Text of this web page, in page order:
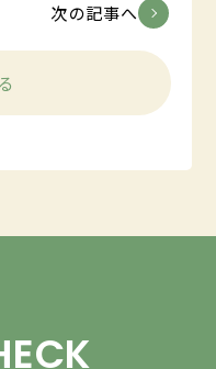
次の記事へ